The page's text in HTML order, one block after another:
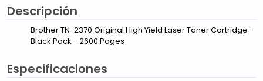
Descripción
Brother TN-2370 Original High Yield Laser Toner Cartridge -
Black Pack - 2600 Pages
Especificaciones